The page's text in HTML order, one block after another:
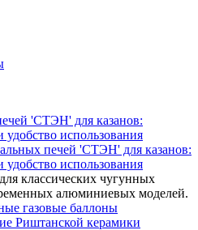
печей 'СТЭН' для казанов:
удобство использования
классических чугунных
алюминиевых моделей.
газовые баллоны
Риштанской керамики